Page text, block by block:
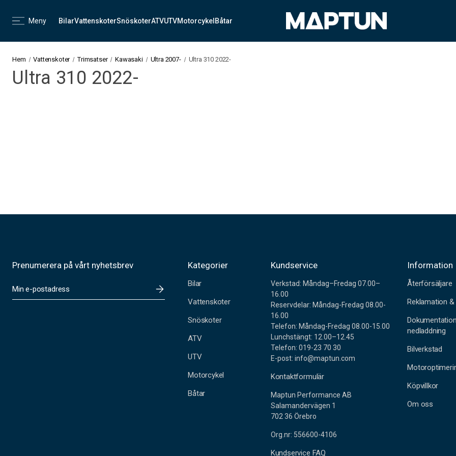
Meny BilarVattenskoterSnöskoterATVUTVMotorcykel Båtar
Hem Vattenskoter Trimsatser Kawasaki Ultra 2007- Ultra 310 2022-
Ultra 310 2022-
Prenumerera på vårt nyhetsbrev
-
Kategorier
Bilar
Vattenskoter
Snöskoter
ATV
UTV
Motorcykel
Båtar
Kundservice
Verkstad: Måndag–Fredag 07.00–
16.00
Reservdelar: Måndag-Fredag 08.00-
16.00
Telefon: Måndag-Fredag 08.00-15.00
Lunchstängt: 12.00–12.45
Telefon: 019-23 70 30
E-post: info@maptun.com
Kontaktformulär
Maptun Performance AB
Salamandervägen 1
702 36 Örebro
Org.nr: 556600-4106
Kundservice FAQ
Information
Återförsäljare
Reklamation
nedladdning
Bilverkstad
Köpvillkor
Om oss